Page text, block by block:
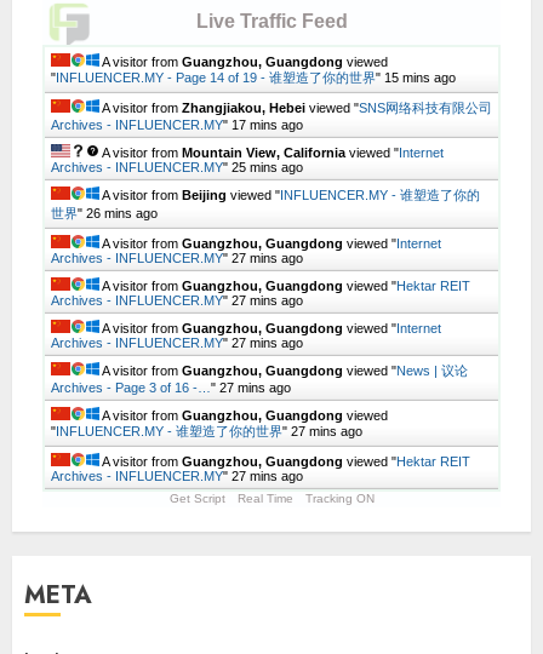
Live Traffic Feed
A visitor from Guangzhou, Guangdong viewed
" INFLUENCER.MY - Page 14 of 19 - 谁塑造了你的世界" 15 mins ago
A visitor from Zhangjiakou, Hebei viewed "SNS网络科技有限公司
Archives - INFLUENCER.MY" 17 mins ago
A visitor from Mountain View, California viewed " Internet
Archives - INFLUENCER.MY" 25 mins ago
A visitor from Beijing viewed " INFLUENCER.MY - 谁塑造了你的
世界" 26 mins ago
A visitor from Guangzhou, Guangdong viewed " Internet
Archives - INFLUENCER.MY" 27 mins ago
A visitor from Guangzhou, Guangdong viewed "Hektar REIT
Archives - INFLUENCER.MY" 27 mins ago
A visitor from Guangzhou, Guangdong viewed " Internet
Archives - INFLUENCER.MY" 27 mins ago
A visitor from Guangzhou, Guangdong viewed "News | 议论
Archives - Page 3 of 16 -… " 27 mins ago
A visitor from Guangzhou, Guangdong viewed
" INFLUENCER.MY - 谁塑造了你的世界" 27 mins ago
A visitor from Guangzhou, Guangdong viewed "Hektar REIT
Archives - INFLUENCER.MY" 27 mins ago
Get Script Real Time Tracking ON
META